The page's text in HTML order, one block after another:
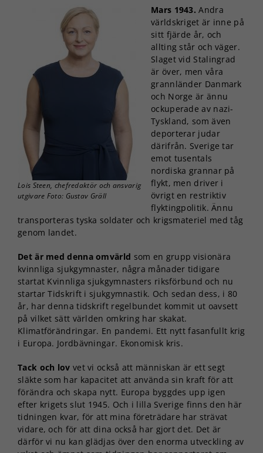
Lois Steen, chefredaktör och ansvarig
utgivare Foto: Gustav Gräll
Mars 1943. Andra
världskriget är inne på
sitt fjärde år, och
allting står och väger.
Slaget vid Stalingrad
är över, men våra
grannländer Danmark
och Norge är ännu
ockuperade av nazi-
Tyskland, som även
deporterar judar
därifrån. Sverige tar
emot tusentals
nordiska grannar på
flykt, men driver i
övrigt en restriktiv
flyktingpolitik. Ännu
transporteras tyska soldater och krigsmateriel med tåg
genom landet.
Det är med denna omvärld som en grupp visionära
kvinnliga sjukgymnaster, några månader tidigare
startat Kvinnliga sjukgymnasters riksförbund och nu
startar Tidskrift i sjukgymnastik. Och sedan dess, i 80
år, har denna tidskrift regelbundet kommit ut oavsett
på vilket sätt världen omkring har skakat.
Klimatförändringar. En pandemi. Ett nytt fasanfullt krig
i Europa. Jordbävningar. Ekonomisk kris.
Tack och lov vet vi också att människan är ett segt
släkte som har kapacitet att använda sin kraft för att
förändra och skapa nytt. Europa byggdes upp igen
efter krigets slut 1945. Och i lilla Sverige finns den här
tidningen kvar, för att mina företrädare har strävat
vidare, och för att dina också har gjort det. Det är
därför vi nu kan glädjas över den enorma utveckling av